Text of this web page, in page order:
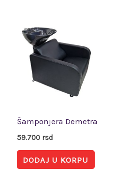
Šamponjera Demetra
59.700 rsd
DODAJ U KORPU